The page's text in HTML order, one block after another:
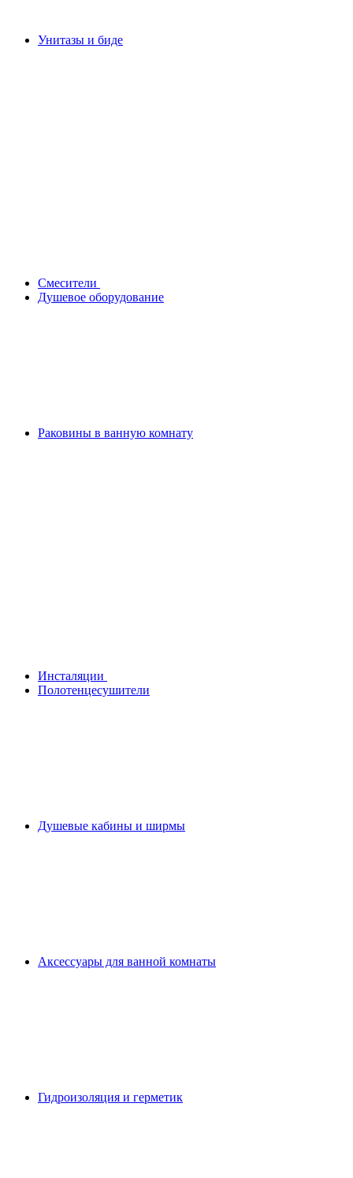
Унитазы и биде
Смесители
Душевое оборудование
Раковины в ванную комнату
Инсталяции
Полотенцесушители
Душевые кабины и ширмы
Аксессуары для ванной комнаты
Гидроизоляция и герметик